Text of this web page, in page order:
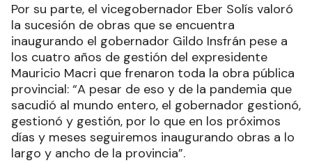
Por su parte, el vicegobernador Eber Solís valoró
la sucesión de obras que se encuentra
inaugurando el gobernador Gildo Insfrán pese a
los cuatro años de gestión del expresidente
Mauricio Macri que frenaron toda la obra pública
provincial: “A pesar de eso y de la pandemia que
sacudió al mundo entero, el gobernador gestionó,
gestionó y gestión, por lo que en los próximos
días y meses seguiremos inaugurando obras a lo
largo y ancho de la provincia”.